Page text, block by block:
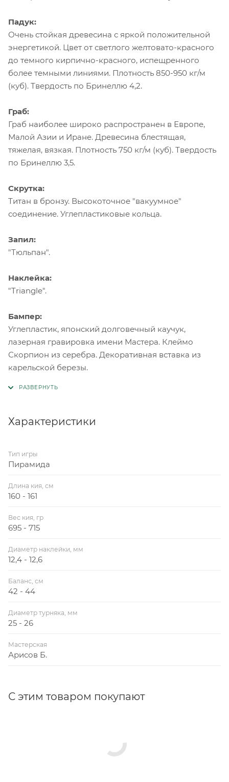
Падук:
Очень стойкая древесина с яркой положительной
энергетикой. Цвет от светлого желтовато-красного
до темного кирпично-красного, испещренного
более темными линиями. Плотность 850-950 кг/м
(куб). Твердость по Бринеллю 4,2.
Граб:
Граб наиболее широко распространен в Европе,
Малой Азии и Иране. Древесина блестящая,
тяжелая, вязкая. Плотность 750 кг/м (куб). Твердость
по Бринеллю 3,5.
Скрутка:
Титан в бронзу. Высокоточное "вакуумное"
соединение. Углепластиковые кольца.
Запил:
"Тюльпан".
Наклейка:
"Triangle".
Бампер:
Углепластик, японский долговечный каучук,
лазерная гравировка имени Мастера. Клеймо
Скорпион из серебра. Декоративная вставка из
карельской березы.
Характеристики
Тип игры
Пирамида
Длина кия, см
160 - 161
Вес кия, гр
695 - 715
Диаметр наклейки, мм
12,4 - 12,6
Баланс, см
42 - 44
Диаметр турняка, мм
25 - 26
Мастерская
Арисов Б.
С этим товаром покупают